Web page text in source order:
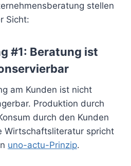
stellen
Sicht:
#1: Beratung ist
am Kunden ist nicht
Produktion durch
durch den Kunden
Wirtschaftsliteratur spricht
uno-actu-Prinzip.